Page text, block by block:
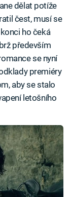
dělat potíže
čest, musí se
ho čeká
především
se nyní
premiéry
aby se stalo
letošního